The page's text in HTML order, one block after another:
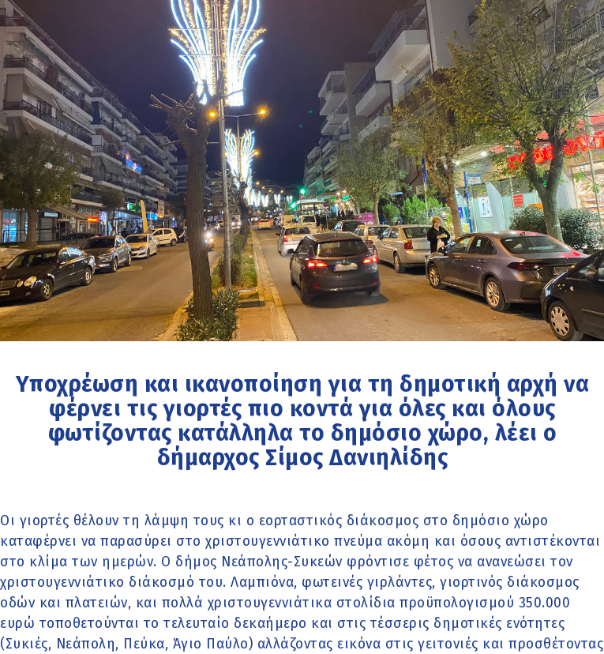
Υποχρέωση και ικανοποίηση για τη δημοτική αρχή να
φέρνει τις γιορτές πιο κοντά για όλες και όλους
φωτίζοντας κατάλληλα το δημόσιο χώρο, λέει ο
δήμαρχος Σίμος Δανιηλίδης
Οι γιορτές θέλουν τη λάμψη τους κι ο εορταστικός διάκοσμος στο δημόσιο χώρο
καταφέρνει να παρασύρει στο χριστουγεννιάτικο πνεύμα ακόμη και όσους αντιστέκονται
στο κλίμα των ημερών. Ο δήμος Νεάπολης-Συκεών φρόντισε φέτος να ανανεώσει τον
χριστουγεννιάτικο διάκοσμό του. Λαμπιόνα, φωτεινές γιρλάντες, γιορτινός διάκοσμος
οδών και πλατειών, και πολλά χριστουγεννιάτικα στολίδια προϋπολογισμού 350.000
ευρώ τοποθετούνται το τελευταίο δεκαήμερο και στις τέσσερις δημοτικές ενότητες
(Συκιές, Νεάπολη, Πεύκα, Άγιο Παύλο) αλλάζοντας εικόνα στις γειτονιές και προσθέτοντας